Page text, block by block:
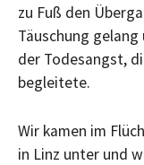
zu Fuß den
Täuschung
der Todesangst,
begleitete.
Wir kamen im
in Linz unter und